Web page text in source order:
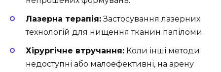
Лазерна терапія:Застосування лазерних
технологій для нищення тканин папіломи.
Хірургічне втручання: Коли інші методи
недоступні або малоефективні, на арену